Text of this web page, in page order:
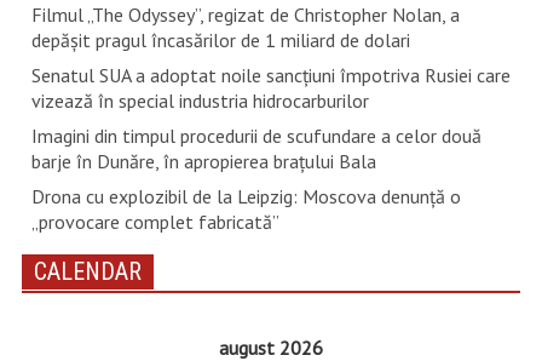
Filmul „The Odyssey”, regizat de Christopher Nolan, a
depăşit pragul încasărilor de 1 miliard de dolari
Senatul SUA a adoptat noile sancţiuni împotriva Rusiei care
vizează în special industria hidrocarburilor
Imagini din timpul procedurii de scufundare a celor două
barje în Dunăre, în apropierea brațului Bala
Drona cu explozibil de la Leipzig: Moscova denunţă o
„provocare complet fabricată”
CALENDAR
august 2026